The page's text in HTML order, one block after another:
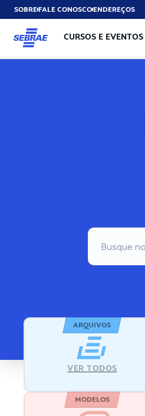
SOBREFALE CONOSCOENDEREÇOS
CURSOS E EVENTOS
ARQUIVOS
VER TODOS
MODELOS